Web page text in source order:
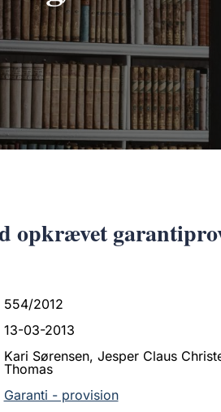
opkrævet
554/2012
13-03-2013
Kari Sørensen, Jesper Claus
Thomas
Garanti - provision